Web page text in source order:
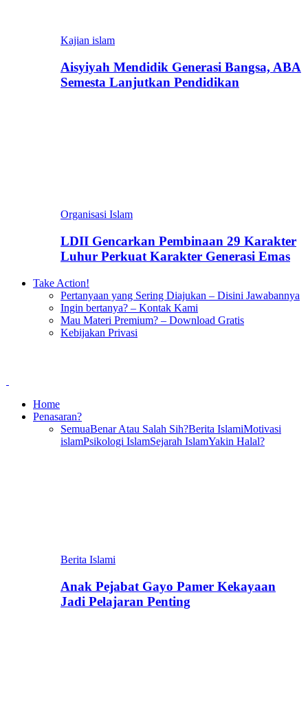
Kajian islam
Aisyiyah Mendidik Generasi Bangsa, ABA
Semesta Lanjutkan Pendidikan
Organisasi Islam
LDII Gencarkan Pembinaan 29 Karakter
Luhur Perkuat Karakter Generasi Emas
Take Action!
Pertanyaan yang Sering Diajukan – Disini Jawabannya
Ingin bertanya? – Kontak Kami
Mau Materi Premium? – Download Gratis
Kebijakan Privasi
Home
Penasaran?
SemuaBenar Atau Salah Sih?Berita IslamiMotivasi
islamPsikologi IslamSejarah IslamYakin Halal?
Berita Islami
Anak Pejabat Gayo Pamer Kekayaan
Jadi Pelajaran Penting